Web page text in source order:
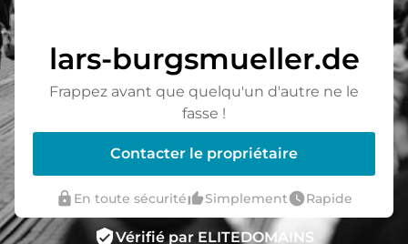
lars-burgsmueller.de
Frappez avant que quelqu'un d'autre ne le
fasse !
Contacter le propriétaire
lock En toute sécuritéthumb_up_altSimplementwatch_laterRapide
verified_userVérifié par ELITEDOMAINS